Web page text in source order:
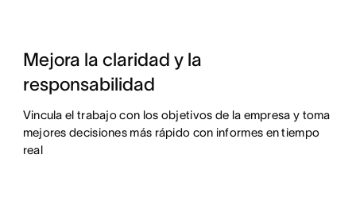
Mejora la claridad y la
responsabilidad
Vincula el trabajo con los objetivos de la empresa y toma
mejores decisiones más rápido con informes en tiempo
real